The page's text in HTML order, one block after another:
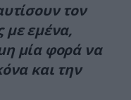
τον
με εμένα,
μία φορά να
και την